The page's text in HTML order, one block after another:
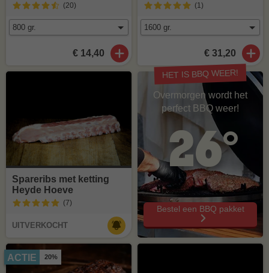
(20)
€ 14,40
(1)
€ 31,20
Spareribs met ketting
Heyde Hoeve
(7)
UITVERKOCHT
ACTIE 20%
HET IS BBQ WEER!
Overmorgen wordt het
perfect BBQ weer!
26°
Bestel een BBQ pakket